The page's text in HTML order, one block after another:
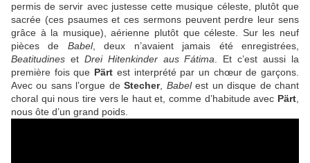
permis de servir avec justesse cette musique céleste, plutôt que
sacrée (ces psaumes et ces sermons peuvent perdre leur sens
grâce à la musique), aérienne plutôt que céleste. Sur les neuf
pièces de Babel, deux n’avaient jamais été enregistrées,
Beatitudines et Drei Hitenkinder aus Fátima . Et c’est aussi la
première fois que Pärt est interprété par un chœur de garçons.
Avec ou sans l’orgue deStecher, Babelest un disque de chant
choral qui nous tire vers le haut et, comme d’habitude avec Pärt
nous ôte d’un grand poids.